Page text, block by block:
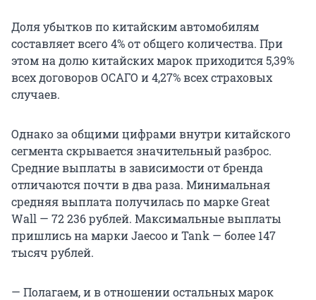
Доля убытков по китайским автомобилям
составляет всего 4% от общего количества. При
этом на долю китайских марок приходится 5,39%
всех договоров ОСАГО и 4,27% всех страховых
случаев.
Однако за общими цифрами внутри китайского
сегмента скрывается значительный разброс.
Средние выплаты в зависимости от бренда
отличаются почти в два раза. Минимальная
средняя выплата получилась по марке Great
Wall — 72 236 рублей. Максимальные выплаты
пришлись на марки Jaecoo и Tank — более 147
тысяч рублей.
— Полагаем, и в отношении остальных марок